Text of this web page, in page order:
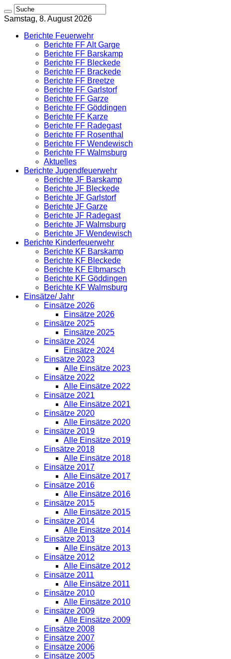
Samstag, 8. August 2026
Berichte Feuerwehr
Berichte FF Alt Garge
Berichte FF Barskamp
Berichte FF Bleckede
Berichte FF Brackede
Berichte FF Breetze
Berichte FF Garlstorf
Berichte FF Garze
Berichte FF Göddingen
Berichte FF Karze
Berichte FF Radegast
Berichte FF Rosenthal
Berichte FF Wendewisch
Berichte FF Walmsburg
Aktuelles
Berichte Jugendfeuerwehr
Berichte JF Barskamp
Berichte JF Bleckede
Berichte JF Garlstorf
Berichte JF Garze
Berichte JF Radegast
Berichte JF Walmsburg
Berichte JF Wendewisch
Berichte Kinderfeuerwehr
Berichte KF Barskamp
Berichte KF Bleckede
Berichte KF Elbmarsch
Berichte KF Göddingen
Berichte KF Walmsburg
Einsätze/ Jahr
Einsätze 2026
Einsätze 2026
Einsätze 2025
Einsätze 2025
Einsätze 2024
Einsätze 2024
Einsätze 2023
Alle Einsätze 2023
Einsätze 2022
Alle Einsätze 2022
Einsätze 2021
Alle Einsätze 2021
Einsätze 2020
Alle Einsätze 2020
Einsätze 2019
Alle Einsätze 2019
Einsätze 2018
Alle Einsätze 2018
Einsätze 2017
Alle Einsätze 2017
Einsätze 2016
Alle Einsätze 2016
Einsätze 2015
Alle Einsätze 2015
Einsätze 2014
Alle Einsätze 2014
Einsätze 2013
Alle Einsätze 2013
Einsätze 2012
Alle Einsätze 2012
Einsätze 2011
Alle Einsätze 2011
Einsätze 2010
Alle Einsätze 2010
Einsätze 2009
Alle Einsätze 2009
Einsätze 2008
Einsätze 2007
Einsätze 2006
Einsätze 2005